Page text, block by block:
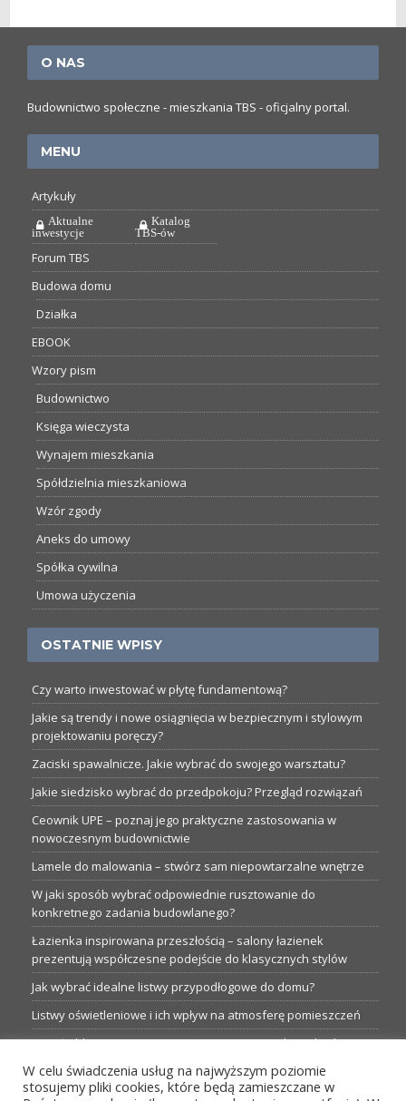
O NAS
Budownictwo społeczne - mieszkania TBS - oficjalny portal.
MENU
Artykuły
Aktualne
inwestycje
Katalog
TBS-ów
Forum TBS
Budowa domu
Działka
EBOOK
Wzory pism
Budownictwo
Księga wieczysta
Wynajem mieszkania
Spółdzielnia mieszkaniowa
Wzór zgody
Aneks do umowy
Spółka cywilna
Umowa użyczenia
OSTATNIE WPISY
Czy warto inwestować w płytę fundamentową?
Jakie są trendy i nowe osiągnięcia w bezpiecznym i stylowym
projektowaniu poręczy?
Zaciski spawalnicze. Jakie wybrać do swojego warsztatu?
Jakie siedzisko wybrać do przedpokoju? Przegląd rozwiązań
Ceownik UPE – poznaj jego praktyczne zastosowania w
nowoczesnym budownictwie
Lamele do malowania – stwórz sam niepowtarzalne wnętrze
W jaki sposób wybrać odpowiednie rusztowanie do
konkretnego zadania budowlanego?
Łazienka inspirowana przeszłością – salony łazienek
prezentują współczesne podejście do klasycznych stylów
Jak wybrać idealne listwy przypodłogowe do domu?
Listwy oświetleniowe i ich wpływ na atmosferę pomieszczeń
Garaże blaszane: Nieocenione magazyny podczas budowy
Profesjonalne hurtownie dla każdego budowlańca i instalatora
W celu świadczenia usług na najwyższym poziomie
stosujemy pliki cookies, które będą zamieszczane w